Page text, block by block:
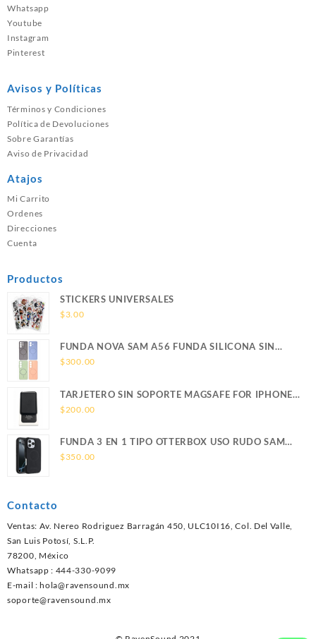
Whatsapp
Youtube
Instagram
Pinterest
Avisos y Políticas
Términos y Condiciones
Política de Devoluciones
Sobre Garantías
Aviso de Privacidad
Atajos
Mi Carrito
Ordenes
Direcciones
Cuenta
Productos
STICKERS UNIVERSALES
$3.00
FUNDA NOVA SAM A56 FUNDA SILICONA SIN
SOPORTE MAGNETICO SAMSUNG
$300.00
TARJETERO SIN SOPORTE MAGSAFE FOR IPHONE
LEATHER WALLET MAGSAFE
$200.00
FUNDA 3 EN 1 TIPO OTTERBOX USO RUDO SAM
S26 ULTRA SAMSUNG S26 ULTRA
$350.00
Contacto
Ventas: Av. Nereo Rodriguez Barragán 450, ULC10I16, Col. Del Valle,
San Luis Potosí, S.L.P.
78200, México
Whatsapp : 444-330-9099
E-mail :hola@ravensound.mx
soporte@ravensound.mx